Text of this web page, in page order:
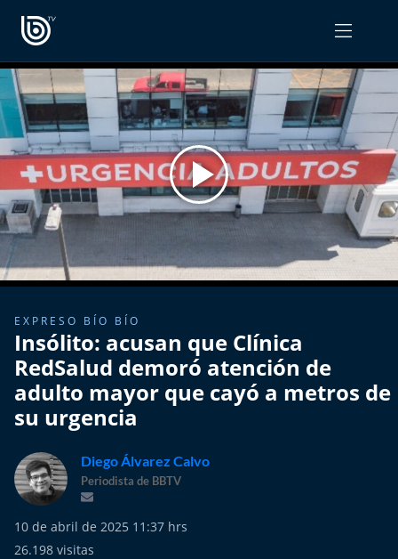
PROGRAMAS
Radiograma
Expreso Bío Bío
Podría Ser Peor
La Entrevista de Tomás Mosciatti
Entrevistas BioBioTV
Comentarios de Tomás Mosciatti
Más de Ti Podcast
Realizadores
Retropop
De Plato en Plato
OPINIÓN
PODCAST RADIOGRAMA
EXPRESO BÍO BÍO
Insólito: acusan que Clínica
RedSalud demoró atención de
adulto mayor que cayó a metros de
su urgencia
Diego Álvarez Calvo
Periodista de BBTV
10 de abril de 2025 11:37 hrs
26.198 visitas